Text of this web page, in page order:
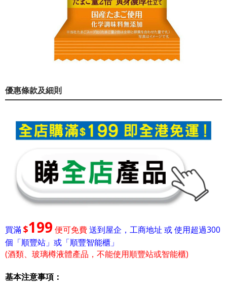
優惠條款及細則
買滿$199 便可免費送到屋企，工商地址 或 使用超過300
個「順豐站」或「順豐智能櫃」
(酒類、玻璃樽液體產品，不能使用順豐站或智能櫃)
基本注意事項：